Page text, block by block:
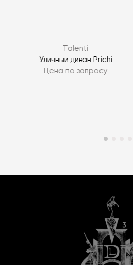
Talenti
Уличный диван Prichi
Цена по запросу